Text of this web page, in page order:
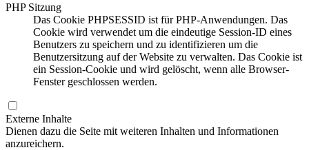
PHP Sitzung
Das Cookie PHPSESSID ist für PHP-Anwendungen. Das
Cookie wird verwendet um die eindeutige Session-ID eines
Benutzers zu speichern und zu identifizieren um die
Benutzersitzung auf der Website zu verwalten. Das Cookie ist
ein Session-Cookie und wird gelöscht, wenn alle Browser-
Fenster geschlossen werden.
Externe Inhalte
Dienen dazu die Seite mit weiteren Inhalten und Informationen
anzureichern.